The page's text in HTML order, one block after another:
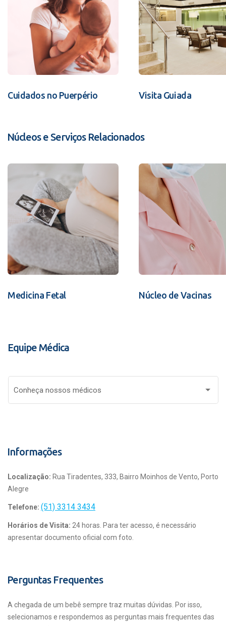
Cuidados no Puerpério Visita Guiada
Núcleos e Serviços Relacionados
Medicina Fetal Núcleo de Vacinas
Equipe Médica
Conheça nossos médicos
Informações
Localização: Rua Tiradentes, 333, Bairro Moinhos de Vento, Porto
Alegre
Telefone: (51) 3314 3434
Horários de Visita: 24 horas. Para ter acesso, é necessário
apresentar documento oficial com foto.
Perguntas Frequentes
A chegada de um bebê sempre traz muitas dúvidas. Por isso,
selecionamos e respondemos as perguntas mais frequentes das